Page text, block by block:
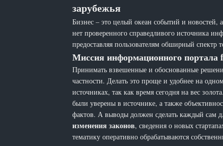
зарубежья
Бизнес – это целый океан событий и новостей,
нет проверенного справедливого источника
предоставляя пользователям обширный
Миссия информационного портала
Принимать взвешенные и обоснованные
частности. Делать это проще и удобнее на
источниках, так как время сегодня на вес
были уверены в источнике, а также
фактов. А выводы должен сделать каждый сам
изменения законов, сведения о новых
тематику оперативно обрабатываются